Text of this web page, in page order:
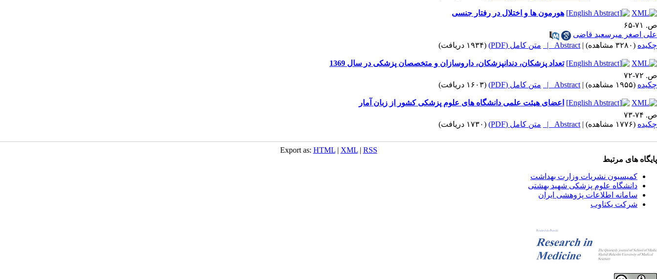
هورمون ها و اختلال در رفتار جنسی
ص. ۷۱-۶۵
علی اصغر میرسعید قاضی
چکیده (۳۲۸۰ مشاهده) |
Abstract | متن کامل (PDF) (۱۹۳۴ دریافت)
تعداد پزشکان، دندانپزشکان، داروسازان و متخصصان پزشکی در سال 1369
ص. ۷۲-۷۲
چکیده (۱۹۵۵ مشاهده) |
Abstract | متن کامل (PDF) (۱۶۰۳ دریافت)
اعضای هیئت علمی دانشگاه های علوم پزشکی کشور از زبان آمار
ص. ۷۴-۷۳
چکیده (۱۷۷۶ مشاهده) |
Abstract | متن کامل (PDF) (۱۷۳۰ دریافت)
Export as: HTML| XML| RSS
پایگاه های مرتبط
کمیسیون نشریات وزارت بهداشت
دانشگاه علوم پزشکی شهید بهشتی
سامانه اطلاعات پژوهشی ایران
شرکت یکتاوب